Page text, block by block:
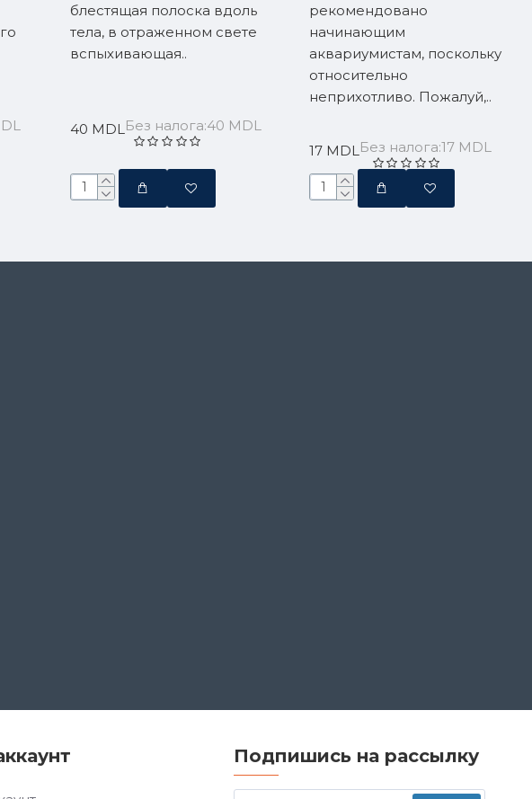
блестящая полоска вдоль
тела, в отраженном свете
вспыхивающая..
40 MDLБез налога:40 MDL
рекомендовано
начинающим
аквариумистам, поскольку
относительно
неприхотливо. Пожалуй,..
17 MDLБез налога:17 MDL
Подпишись на рассылку